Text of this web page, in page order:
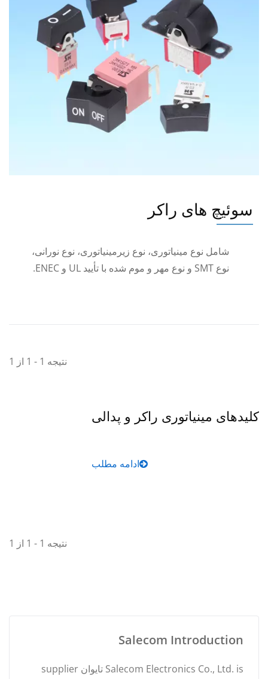
سوئیچ های راکر
شامل نوع مینیاتوری، نوع زیرمینیاتوری، نوع نورانی،
نوع SMT و نوع مهر و موم شده با تأیید UL و ENEC.
نتیجه 1 - 1 از 1
کلیدهای مینیاتوری راکر و پدالی
ادامه مطلب
نتیجه 1 - 1 از 1
Salecom Introduction
Salecom Electronics Co., Ltd. is تایوان supplier